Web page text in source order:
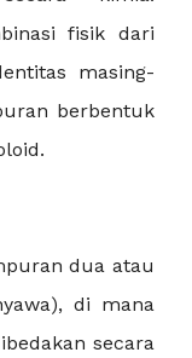
fisik dari
masing-
berbentuk
dua atau
di mana
secara